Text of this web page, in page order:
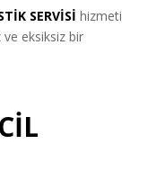
SERVİSİ hizmeti
eksiksiz bir